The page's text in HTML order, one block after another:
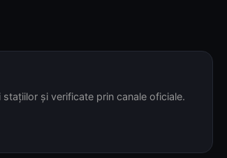
și verificate prin canale oficiale.